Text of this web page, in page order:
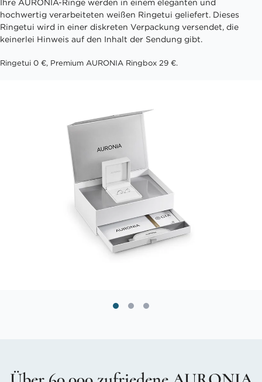
Ihre AURONIA-Ringe werden in einem eleganten und
hochwertig verarbeiteten weißen Ringetui geliefert. Dieses
Ringetui wird in einer diskreten Verpackung versendet, die
keinerlei Hinweis auf den Inhalt der Sendung gibt.
Ringetui 0 €, Premium AURONIA Ringbox 29 €.